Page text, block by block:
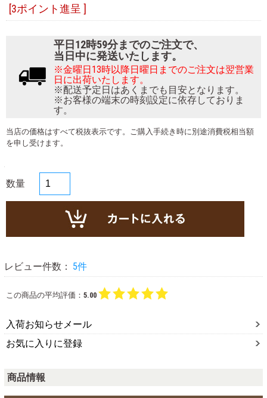
[3ポイント進呈 ]
平日12時59分までのご注文で、
当日中に発送いたします。
※金曜日13時以降日曜日までのご注文は翌営業
日に出荷いたします。
※配送予定日はあくまでも目安となります。
※お客様の端末の時刻設定に依存しておりま
す。
当店の価格はすべて税抜表示です。ご購入手続き時に別途消費税相当額
を申し受けます。
数量
レビュー件数： 5件
この商品の平均評価： 5.00
入荷お知らせメール
お気に入りに登録
商品情報